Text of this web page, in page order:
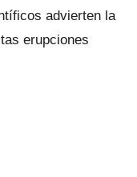
advierten la
erupciones